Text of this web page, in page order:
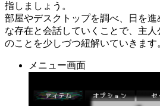
指しましょう。
部屋やデスクトップを調べ、日を
な存在と会話していくことで、主
のことを少しづつ紐解いていきます
メニュー画面